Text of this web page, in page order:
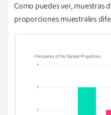
Como puedes ver, muestras
proporciones muestrales